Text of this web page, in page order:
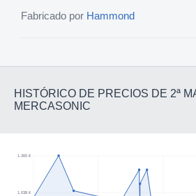
Fabricado por Hammond
HISTÓRICO DE PRECIOS DE 2ª
MERCASONIC
1.038 €
1.300 €